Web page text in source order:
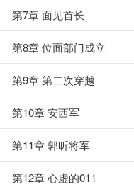
第7章 面见首长
第8章 位面部门成立
第9章 第二次穿越
第10章 安西军
第11章 郭昕将军
第12章 心虚的011